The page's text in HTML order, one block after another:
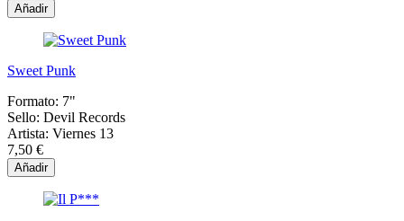
Añadir
Sweet Punk
Formato: 7"
Sello: Devil Records
Artista: Viernes 13
7,50 €
Añadir